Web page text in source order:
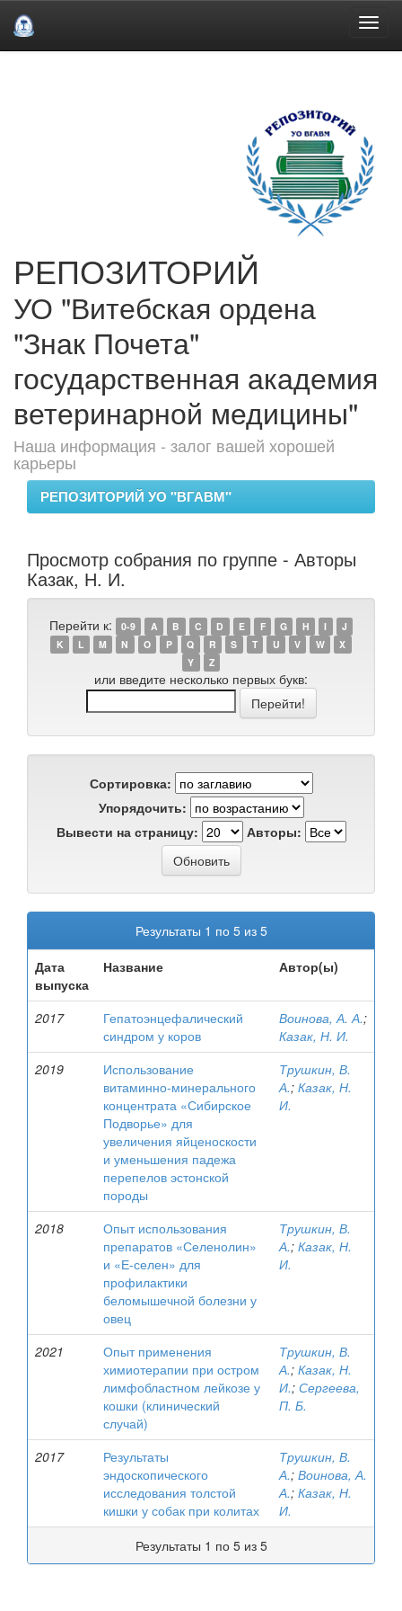
РЕПОЗИТОРИЙ
УО "Витебская ордена
"Знак Почета"
государственная академия
ветеринарной медицины"
Наша информация - залог вашей хорошей
карьеры
РЕПОЗИТОРИЙ УО "ВГАВМ"
Просмотр собрания по группе - Авторы
Казак, Н. И.
Перейти к: 0-9 A B C D E F G H I
J
K
L M N O P Q R S T U V W
X
Y
Z
или введите несколько первых букв:
Сортировка:
Упорядочить:
Вывести на страницу:
Авторы:
Результаты 1 по 5 из 5
Дата
выпуска
Название Автор(ы)
2017
Гепатоэнцефалический
синдром у коров
Воинова, А. А.;
Казак, Н. И.
2019
Использование
витаминно-минерального
концентрата «Сибирское
Подворье» для
увеличения яйценоскости
и уменьшения падежа
перепелов эстонской
породы
Трушкин, В.
А.; Казак, Н.
И.
2018
Опыт использования
препаратов «Селенолин»
и «Е-селен» для
профилактики
беломышечной болезни у
овец
Трушкин, В.
А.; Казак, Н.
И.
2021
Опыт применения
химиотерапии при остром
лимфобластном лейкозе у
кошки (клинический
случай)
Трушкин, В.
А.; Казак, Н.
И.; Сергеева,
П. Б.
2017
Результаты
эндоскопического
исследования толстой
кишки у собак при колитах
Трушкин, В.
А.; Воинова, А.
А.; Казак, Н.
И.
Результаты 1 по 5 из 5